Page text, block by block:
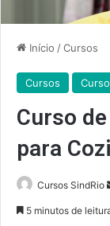
Início /Cursos
Cursos
Curso
para
Cursos SindRio
5 minutos de